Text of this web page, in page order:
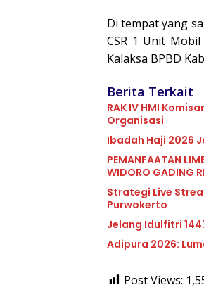
Di tempat yang
CSR 1 Unit
Kalaksa BPBD
Berita Terkait
RAK IV HMI
Organisasi
Ibadah Haji 2026
PEMANFAATAN
WIDORO GADING
Strategi Live
Purwokerto
Jelang Idulfitri
Adipura 2026:
Post Views: